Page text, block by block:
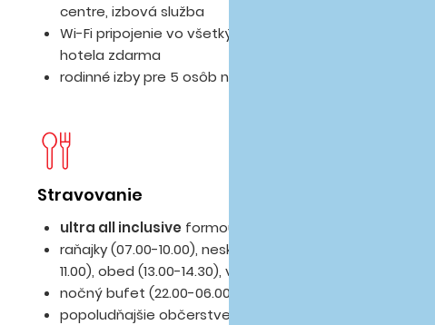
centre, izbová služba
Wi-Fi pripojenie vo všetkých priestoroch
hotela zdarma
rodinné izby pre 5 osôb na vyžiadanie
Stravovanie
ultra all inclusive formou bufetových stolov
raňajky (07.00-10.00), neskoré raňajky (10.00-
11.00), obed (13.00-14.30), večera (19.00-21.30)
nočný bufet (22.00-06.00)
popoludňajšie občerstvenie - zmrzlina,